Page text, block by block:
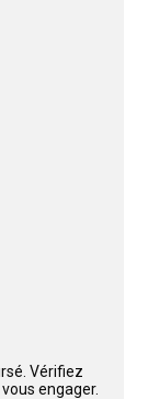
Vérifiez
engager.